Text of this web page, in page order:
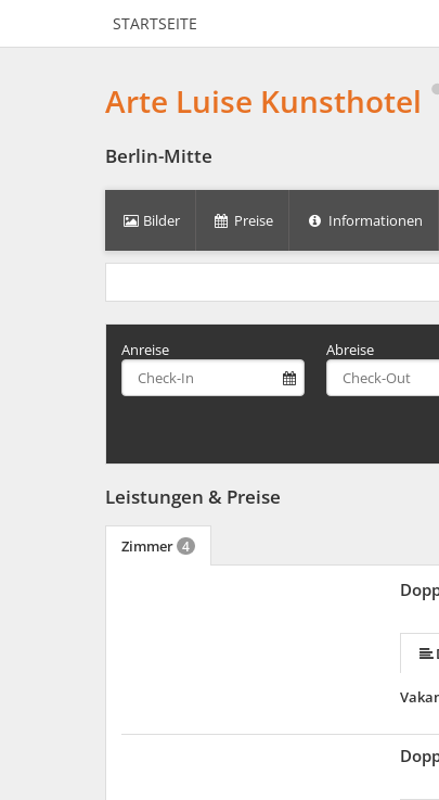
STARTSEITE
Arte Luise Kunsthotel
Berlin-Mitte
Bilder Preise Informationen
Anreise Abreise
Leistungen & Preise
Zimmer 4